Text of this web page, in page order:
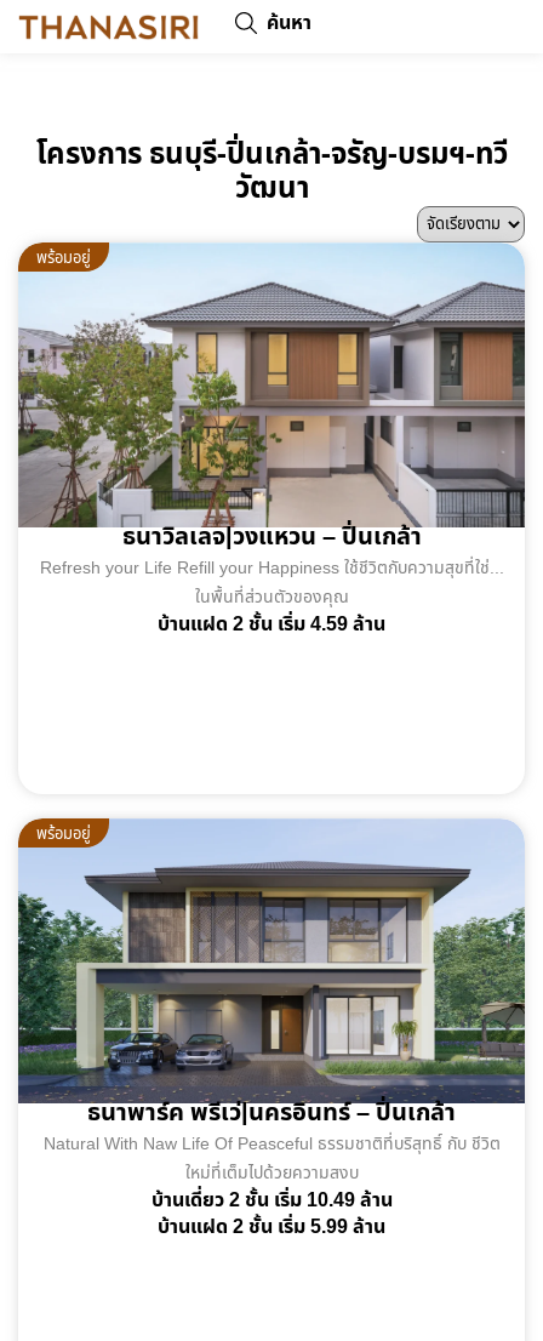
ค้นหา
โครงการ ธนบุรี-ปิ่นเกล้า-จรัญ-บรมฯ-ทวี
วัฒนา
พร้อมอยู่
ธนาวิลเลจ|วงแหวน – ปิ่นเกล้า
Refresh your Life Refill your Happiness ใช้ชีวิตกับความสุขที่ใช่...
ในพื้นที่ส่วนตัวของคุณ
บ้านแฝด 2 ชั้น เริ่ม 4.59 ล้าน
พร้อมอยู่
ธนาพาร์ค พรีเว่|นครอินทร์ – ปิ่นเกล้า
Natural With Naw Life Of Peasceful ธรรมชาติที่บริสุทธิ์ กับ ชีวิต
ใหม่ที่เต็มไปด้วยความสงบ
บ้านเดี่ยว 2 ชั้น เริ่ม 10.49 ล้าน
บ้านแฝด 2 ชั้น เริ่ม 5.99 ล้าน